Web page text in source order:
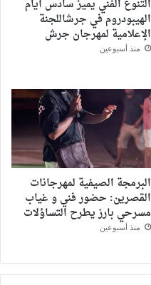
التنوع الفني يميز سادس أيام
الهيبودروم في جرشاللجنة
الإعلامية لمهرجان جرش
منذ أسبوعين
البرمجة الصيفية لمهرجانات
القصرين: حضور فني و غياب
مسرحي بارز يطرح التساؤلات
منذ أسبوعين